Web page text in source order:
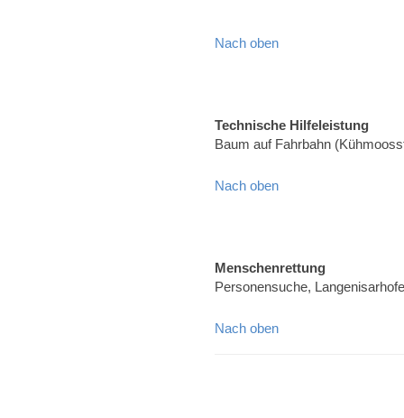
Nach oben
Technische Hilfeleistung
Baum auf Fahrbahn
Nach oben
Menschenrettung
Personensuche,
Nach oben